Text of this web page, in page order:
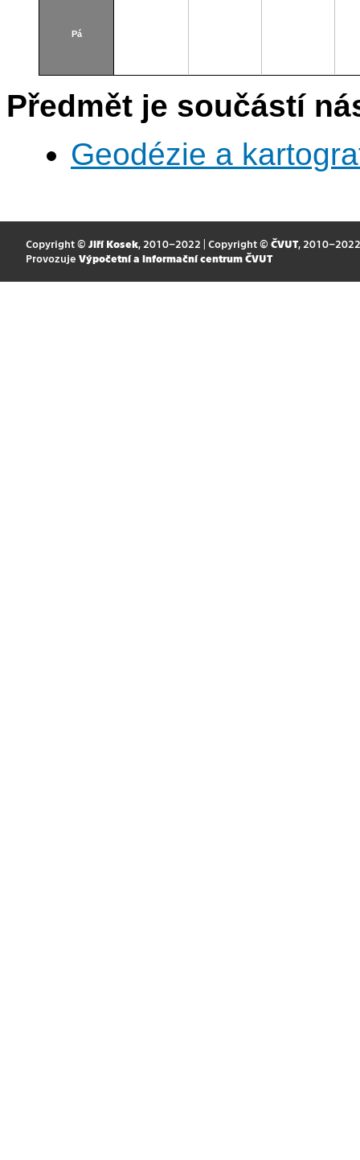
Pá
Předmět je součástí
Geodézie a
Copyright © Jiří Kosek, 2010–2022 | Copyright © ČVUT, 2010–2022
Provozuje Výpočetní a informační centrum ČVUT